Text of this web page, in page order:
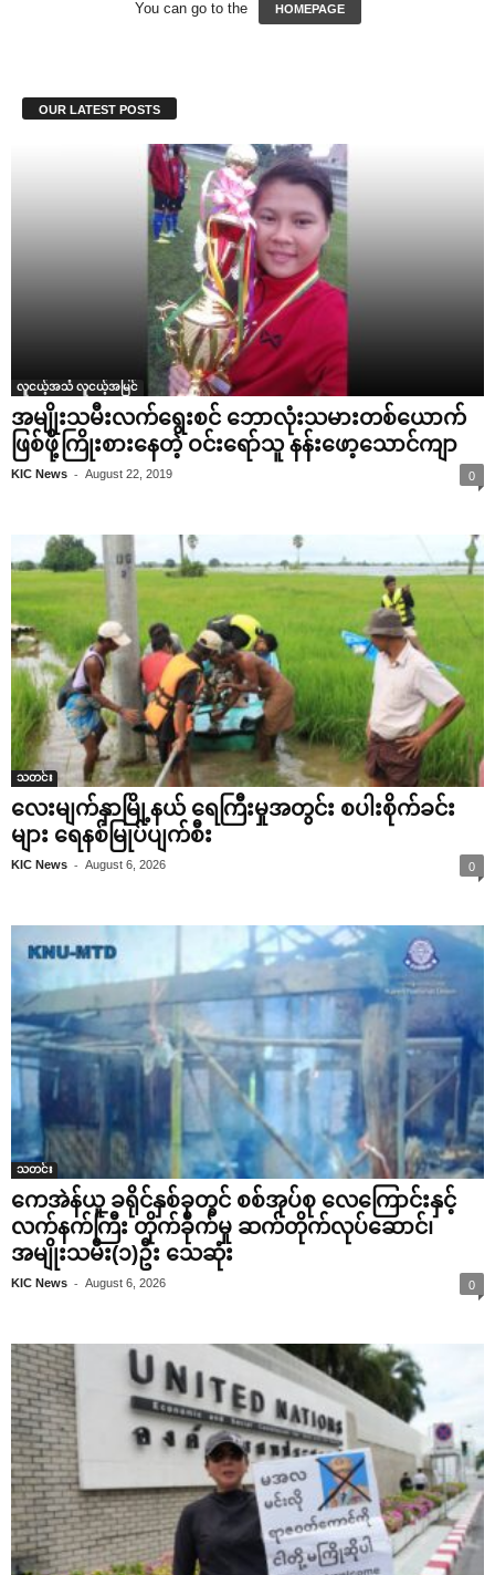
You can go to the HOMEPAGE
OUR LATEST POSTS
လူငယ့်အသံ လူငယ့်အမြင်
အမျိုးသမီးလက်‌ရွေးစင် ‌ဘောလုံးသမားတစ်‌ယောက်
ဖြစ်ဖို့ကြိုးစား‌နေတဲ့ ဝင်း‌ရော်သူ နန်း‌ဖော့‌သောင်ကျာ
KIC News - August 22, 2019 0
သတင်း
လေးမျက်နှာမြို့နယ် ရေကြီးမှုအတွင်း စပါးစိုက်ခင်း
များ ရေနစ်မြုပ်ပျက်စီး
KIC News - August 6, 2026 0
သတင်း
ကေအဲန်ယူ ခရိုင်နှစ်ခုတွင် စစ်အုပ်စု လေကြောင်းနှင့်
လက်နက်ကြီး တိုက်ခိုက်မှု ဆက်တိုက်လုပ်ဆောင်၊
အမျိုးသမီး(၁)ဦး သေဆုံး
KIC News - August 6, 2026 0